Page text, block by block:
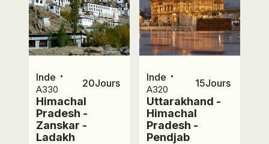
Inde ⋅
A330
20Jours
Himachal
Pradesh -
Zanskar -
Ladakh
Inde ⋅
A320
15Jours
Uttarakhand -
Himachal
Pradesh -
Pendjab